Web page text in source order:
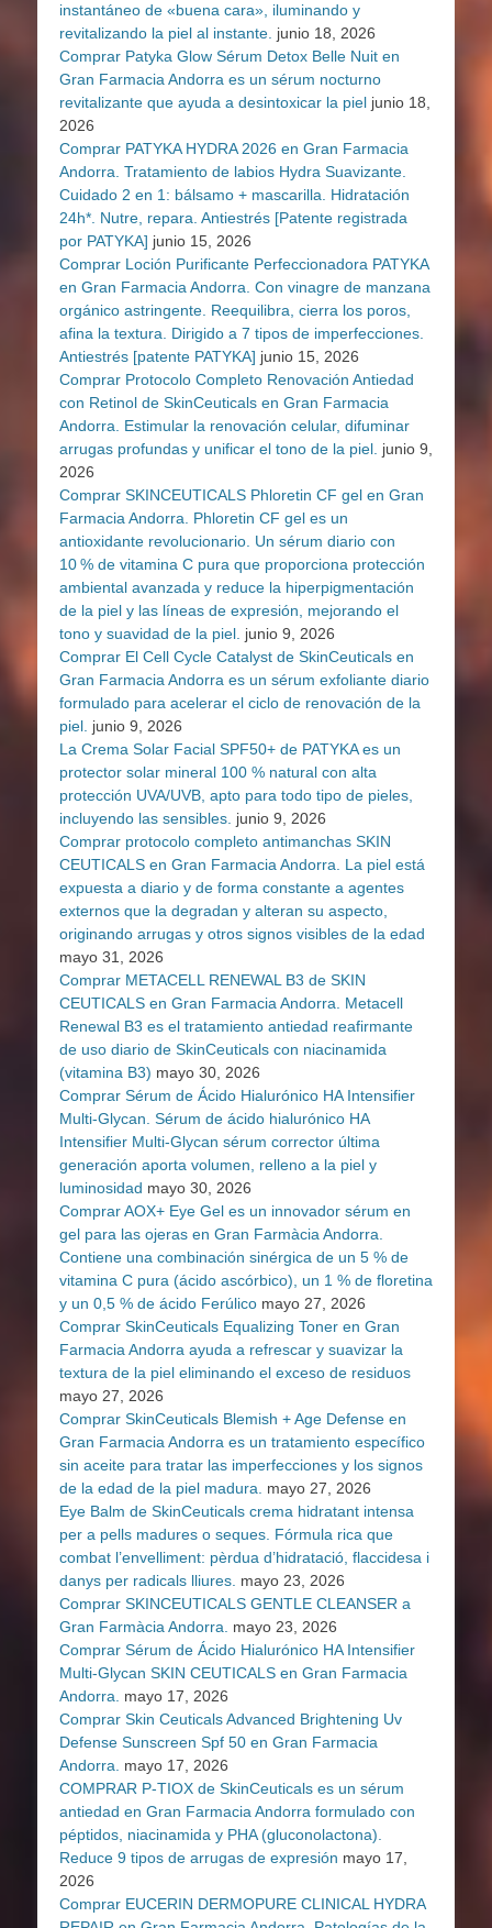
instantáneo de «buena cara», iluminando y
revitalizando la piel al instante. junio 18, 2026
Comprar Patyka Glow Sérum Detox Belle Nuit en
Gran Farmacia Andorra es un sérum nocturno
revitalizante que ayuda a desintoxicar la piel junio 18,
2026
Comprar PATYKA HYDRA 2026 en Gran Farmacia
Andorra. Tratamiento de labios Hydra Suavizante.
Cuidado 2 en 1: bálsamo + mascarilla. Hidratación
24h*. Nutre, repara. Antiestrés [Patente registrada
por PATYKA] junio 15, 2026
Comprar Loción Purificante Perfeccionadora PATYKA
en Gran Farmacia Andorra. Con vinagre de manzana
orgánico astringente. Reequilibra, cierra los poros,
afina la textura. Dirigido a 7 tipos de imperfecciones.
Antiestrés [patente PATYKA] junio 15, 2026
Comprar Protocolo Completo Renovación Antiedad
con Retinol de SkinCeuticals en Gran Farmacia
Andorra. Estimular la renovación celular, difuminar
arrugas profundas y unificar el tono de la piel. junio 9,
2026
Comprar SKINCEUTICALS Phloretin CF gel en Gran
Farmacia Andorra. Phloretin CF gel es un
antioxidante revolucionario. Un sérum diario con
10 % de vitamina C pura que proporciona protección
ambiental avanzada y reduce la hiperpigmentación
de la piel y las líneas de expresión, mejorando el
tono y suavidad de la piel. junio 9, 2026
Comprar El Cell Cycle Catalyst de SkinCeuticals en
Gran Farmacia Andorra es un sérum exfoliante diario
formulado para acelerar el ciclo de renovación de la
piel. junio 9, 2026
La Crema Solar Facial SPF50+ de PATYKA es un
protector solar mineral 100 % natural con alta
protección UVA/UVB, apto para todo tipo de pieles,
incluyendo las sensibles. junio 9, 2026
Comprar protocolo completo antimanchas SKIN
CEUTICALS en Gran Farmacia Andorra. La piel está
expuesta a diario y de forma constante a agentes
externos que la degradan y alteran su aspecto,
originando arrugas y otros signos visibles de la edad
mayo 31, 2026
Comprar METACELL RENEWAL B3 de SKIN
CEUTICALS en Gran Farmacia Andorra. Metacell
Renewal B3 es el tratamiento antiedad reafirmante
de uso diario de SkinCeuticals con niacinamida
(vitamina B3) mayo 30, 2026
Comprar Sérum de Ácido Hialurónico HA Intensifier
Multi-Glycan. Sérum de ácido hialurónico HA
Intensifier Multi-Glycan sérum corrector última
generación aporta volumen, relleno a la piel y
luminosidad mayo 30, 2026
Comprar AOX+ Eye Gel es un innovador sérum en
gel para las ojeras en Gran Farmàcia Andorra.
Contiene una combinación sinérgica de un 5 % de
vitamina C pura (ácido ascórbico), un 1 % de floretina
y un 0,5 % de ácido Ferúlico mayo 27, 2026
Comprar SkinCeuticals Equalizing Toner en Gran
Farmacia Andorra ayuda a refrescar y suavizar la
textura de la piel eliminando el exceso de residuos
mayo 27, 2026
Comprar SkinCeuticals Blemish + Age Defense en
Gran Farmacia Andorra es un tratamiento específico
sin aceite para tratar las imperfecciones y los signos
de la edad de la piel madura. mayo 27, 2026
Eye Balm de SkinCeuticals crema hidratant intensa
per a pells madures o seques. Fórmula rica que
combat l’envelliment: pèrdua d’hidratació, flaccidesa i
danys per radicals lliures. mayo 23, 2026
Comprar SKINCEUTICALS GENTLE CLEANSER a
Gran Farmàcia Andorra. mayo 23, 2026
Comprar Sérum de Ácido Hialurónico HA Intensifier
Multi-Glycan SKIN CEUTICALS en Gran Farmacia
Andorra. mayo 17, 2026
Comprar Skin Ceuticals Advanced Brightening Uv
Defense Sunscreen Spf 50 en Gran Farmacia
Andorra. mayo 17, 2026
COMPRAR P-TIOX de SkinCeuticals es un sérum
antiedad en Gran Farmacia Andorra formulado con
péptidos, niacinamida y PHA (gluconolactona).
Reduce 9 tipos de arrugas de expresión mayo 17,
2026
Comprar EUCERIN DERMOPURE CLINICAL HYDRA